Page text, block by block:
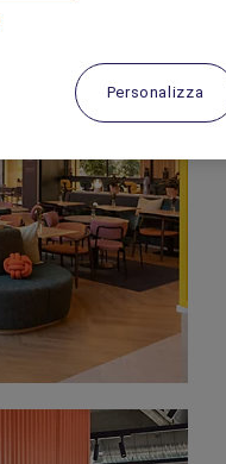
Personalizza